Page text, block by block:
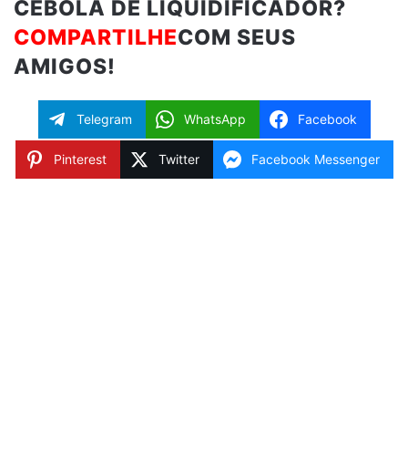
CEBOLA DE LIQUIDIFICADOR?
COMPARTILHECOM SEUS
AMIGOS!
Telegram WhatsApp Facebook
Pinterest Twitter Facebook Messenger